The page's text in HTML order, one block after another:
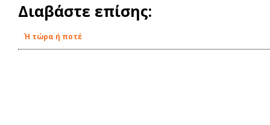
Διαβάστε επίσης:
Ή τώρα ή ποτέ